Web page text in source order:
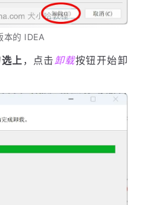
本的 IDEA
上 ，点击卸载按钮开始卸